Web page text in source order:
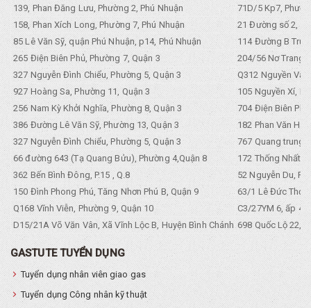
139, Phan Đăng Lưu, Phường 2, Phú Nhuận
71D/5 Kp7,
158, Phan Xích Long, Phường 7, Phú Nhuận
21 Đường số 2,
85 Lê Văn Sỹ, quận Phú Nhuận, p14, Phú Nhuận
114 Đường B
265 Điện Biên Phủ, Phường 7, Quận 3
204/56 Nơ Trang
327 Nguyễn Đình Chiểu, Phường 5, Quận 3
Q312 Nguyền
927 Hoàng Sa, Phường 11, Quận 3
105 Nguyền Xí,
256 Nam Kỳ Khởi Nghĩa, Phường 8, Quận 3
704 Điện Biên
386 Đường Lê Văn Sỹ, Phường 13, Quận 3
182 Phan Văn
327 Nguyễn Đình Chiểu, Phường 5, Quận 3
767 Quang trung,
66 đường 643 (Tạ Quang Bửu), Phường 4,Quận 8
172 Thống Nhất.
362 Bến Bình Đông, P.15 , Q.8
52 Nguyễn Du,
150 Đình Phong Phú, Tăng Nhơn Phú B, Quận 9
63/1 Lê Đức Thọ,
Q168 Vĩnh Viễn, Phường 9, Quận 10
C3/27YM 6, ấp 4,
D15/21A Võ Văn Vân, Xã Vĩnh Lộc B, Huyện Bình Chánh 698 Quốc Lộ 22,
GASTUTE TUYỂN DỤNG
Tuyển dụng nhân viên giao gas
Tuyển dụng Công nhân kỹ thuật